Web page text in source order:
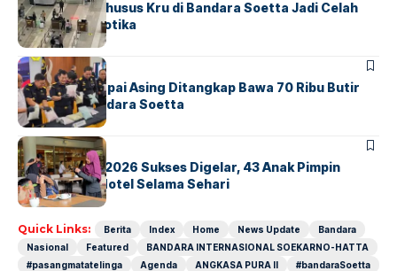
Ketika Jalur Khusus Kru di Bandara Soetta Jadi Celah
Sindikat Narkotika
BANDARA BERITA
Kopilot Maskapai Asing Ditangkap Bawa 70 Ribu Butir
Ekstasi di Bandara Soetta
BERITAINDEX
GM For A Day 2026 Sukses Digelar, 43 Anak Pimpin
Operasional Hotel Selama Sehari
Quick Links: Berita Index Home News Update
Bandara
Nasional
Featured
BANDARA INTERNASIONAL SOEKARNO-HATTA
#pasangmatatelinga
Agenda ANGKASA PURA II
#bandaraSoetta